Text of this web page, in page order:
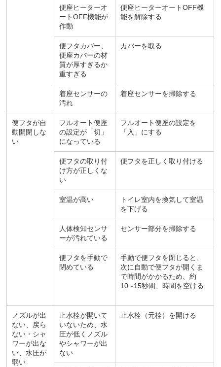
便座ヒーターオ
ートOFF機能が
作動
便座ヒーターオートOFF機
能を解除する
便フタカバー、
便座カバーの材
質が厚すぎるか
重すぎる
カバーを取る
着座センサーの
汚れ
着座センサーを掃除する
便フタが自
動開閉しな
い
フルオート便座
の設定が「切」
になっている
フルオート便座の設定を
「入」にする
便フタの取り付
け方が正しくな
い
便フタを正しく取り付ける
室温が高い
トイレ室内を換気して室温
を下げる
人体検知センサ
ーが汚れている
センサー部分を掃除する
便フタを手動で
閉めている
手動で便フタを閉じると、
次に自動で便フタが開くま
で時間がかかるため、約
10∼15秒間、時間を空ける
ノズルが出
ない、戻ら
ない・シャ
ワーが出な
い、水圧が
弱い
止水栓が開いて
いないため、水
圧が低くノズル
やシャワーが出
ない
止水栓（元栓）を開ける